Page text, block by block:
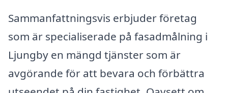
Sammanfattningsvis erbjuder företag
som är specialiserade på fasadmålning i
Ljungby en mängd tjänster som är
avgörande för att bevara och förbättra